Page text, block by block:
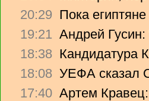
20:29 Пока
19:21 Андрей
18:38 Кандидатура
18:08 УЕФА сказал
17:40 Артем